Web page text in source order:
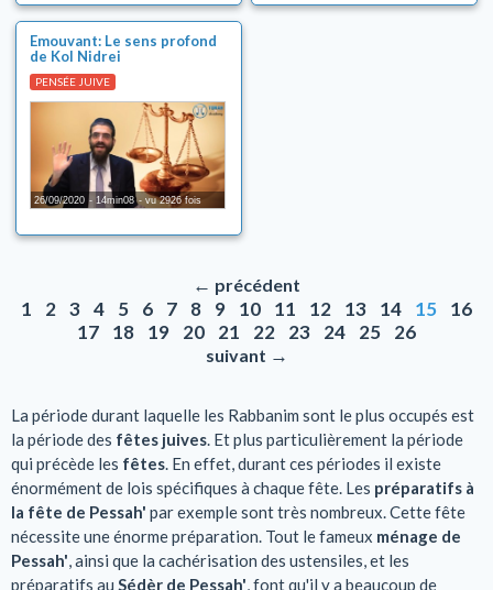
Emouvant: Le sens profond
de Kol Nidrei
PENSÉE JUIVE
26/09/2020 14min08 vu 2926 fois
← précédent
1 2 3 4 5 6 7 8 9 10 11 12 13 14 15
16
17
18 19 20 21 22 23 24 25 26
suivant →
La période durant laquelle les Rabbanim sont le plus occupés est
la période des fêtes juives. Et plus particulièrement la période
qui précède les fêtes. En effet, durant ces périodes il existe
énormément de lois spécifiques à chaque fête. Les préparatifs à
la fête de Pessah' par exemple sont très nombreux. Cette fête
nécessite une énorme préparation. Tout le fameux ménage de
Pessah', ainsi que la cachérisation des ustensiles, et les
préparatifs au Sédèr de Pessah', font qu'il y a beaucoup de